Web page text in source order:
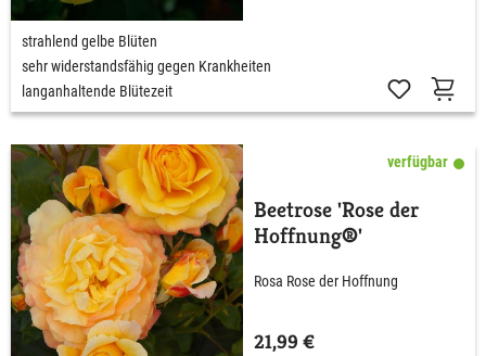
strahlend gelbe Blüten
sehr widerstandsfähig gegen Krankheiten
langanhaltende Blütezeit
verfügbar
Beetrose 'Rose der
Hoffnung®'
Rosa Rose der Hoffnung
21,99 €